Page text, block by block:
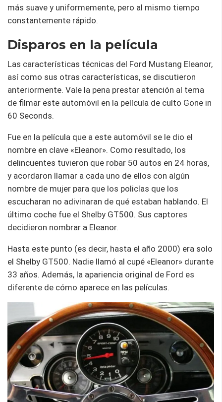
más suave y uniformemente, pero al mismo tiempo
constantemente rápido.
Disparos en la película
Las características técnicas del Ford Mustang Eleanor,
así como sus otras características, se discutieron
anteriormente. Vale la pena prestar atención al tema
de filmar este automóvil en la película de culto Gone in
60 Seconds.
Fue en la película que a este automóvil se le dio el
nombre en clave «Eleanor». Como resultado, los
delincuentes tuvieron que robar 50 autos en 24 horas,
y acordaron llamar a cada uno de ellos con algún
nombre de mujer para que los policías que los
escucharan no adivinaran de qué estaban hablando. El
último coche fue el Shelby GT500. Sus captores
decidieron nombrar a Eleanor.
Hasta este punto (es decir, hasta el año 2000) era solo
el Shelby GT500. Nadie llamó al cupé «Eleanor» durante
33 años. Además, la apariencia original de Ford es
diferente de cómo aparece en las películas.